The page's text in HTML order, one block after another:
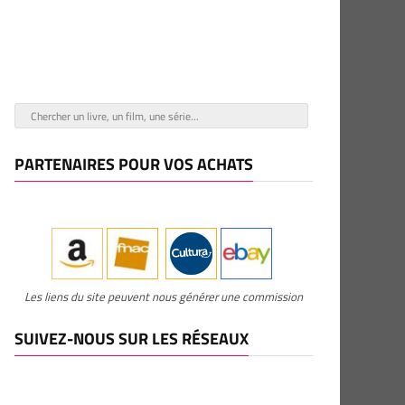
PARTENAIRES POUR VOS ACHATS
Les liens du site peuvent nous générer une commission
SUIVEZ-NOUS SUR LES RÉSEAUX